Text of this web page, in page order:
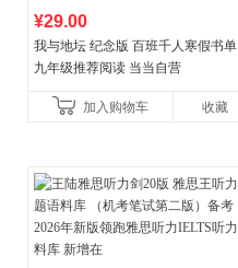
¥29.00
我与地坛 纪念版 百班千人寒假书单
九年级推荐阅读 当当自营
加入购物车 收藏